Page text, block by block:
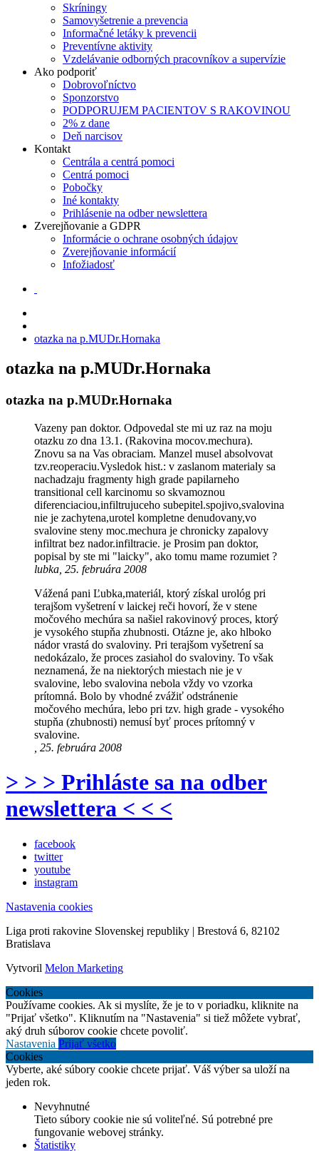
Skríningy
Samovyšetrenie a prevencia
Informačné letáky k prevencii
Preventívne aktivity
Vzdelávanie odborných pracovníkov a supervízie
Ako podporiť
Dobrovoľníctvo
Sponzorstvo
PODPORUJEM PACIENTOV S RAKOVINOU
2% z dane
Deň narcisov
Kontakt
Centrála a centrá pomoci
Centrá pomoci
Pobočky
Iné kontakty
Prihlásenie na odber newslettera
Zverejňovanie a GDPR
Informácie o ochrane osobných údajov
Zverejňovanie informácií
Infožiadosť
otazka na p.MUDr.Hornaka
otazka na p.MUDr.Hornaka
otazka na p.MUDr.Hornaka
Vazeny pan doktor. Odpovedal ste mi uz raz na moju
otazku zo dna 13.1. (Rakovina mocov.mechura).
Znovu sa na Vas obraciam. Manzel musel absolvovat
tzv.reoperaciu.Vysledok hist.: v zaslanom materialy sa
nachadzaju fragmenty high grade papilarneho
transitional cell karcinomu so skvamoznou
diferenciaciou,infiltrujuceho subepitel.spojivo,svalovina
nie je zachytena,urotel kompletne denudovany,vo
svalovine steny moc.mechura je chronicky zapalovy
infiltrat bez nador.infiltracie. je Prosim pan doktor,
popisal by ste mi "laicky", ako tomu mame rozumiet ?
lubka, 25. februára 2008
Vážená pani Ľubka,materiál, ktorý získal urológ pri
terajšom vyšetrení v laickej reči hovorí, že v stene
močového mechúra sa našiel rakovinový proces, ktorý
je vysokého stupňa zhubnosti. Otázne je, ako hlboko
nádor vrastá do svaloviny. Pri terajšom vyšetrení sa
nedokázalo, že proces zasiahol do svaloviny. To však
neznamená, že na niektorých miestach nie je v
svalovine, lebo svalovina nebola vždy vo vzorka
prítomná. Bolo by vhodné zvážiť odstránenie
močového mechúra, lebo pri tzv. high grade - vysokého
stupňa (zhubnosti) nemusí byť proces prítomný v
svalovine.
, 25. februára 2008
> > > Prihláste sa na odber
newslettera < < <
facebook
twitter
youtube
instagram
Nastavenia cookies
Liga proti rakovine Slovenskej republiky | Brestová 6, 82102
Bratislava
Vytvoril Melon Marketing
Cookies
Používame cookies. Ak si myslíte, že je to v poriadku, kliknite na
"Prijať všetko". Kliknutím na "Nastavenia" si tiež môžete vybrať,
aký druh súborov cookie chcete povoliť.
Nastavenia Prijať všetko
Cookies
Vyberte, aké súbory cookie chcete prijať. Váš výber sa uloží na
jeden rok.
Nevyhnutné
Tieto súbory cookie nie sú voliteľné. Sú potrebné pre
fungovanie webovej stránky.
Štatistiky